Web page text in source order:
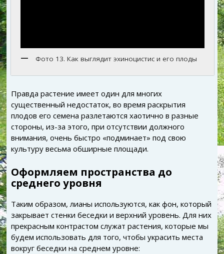
Фото 13. Как выглядит эхиноцистис и его плоды
Правда растение имеет один для многих
существенный недостаток, во время раскрытия
плодов его семена разлетаются хаотично в разные
стороны, из-за этого, при отсутствии должного
внимания, очень быстро «подминает» под свою
культуру весьма обширные площади.
Оформляем пространства до
среднего уровня
Таким образом, лианы используются, как фон, который
закрывает стенки беседки и верхний уровень. Для них
прекрасным контрастом служат растения, которые мы
будем использовать для того, чтобы украсить места
вокруг беседки на среднем уровне: